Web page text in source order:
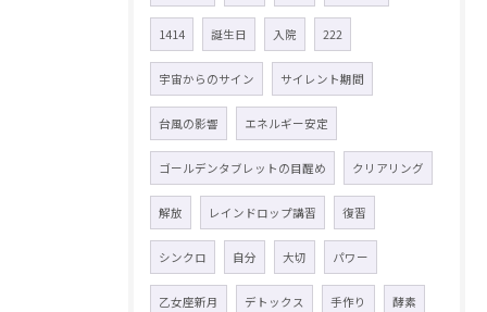
1414 誕生日 入院 222
宇宙からのサイン サイレント期間
台風の影響 エネルギー安定
ゴールデンタブレットの目醒め クリアリング
解放 レインドロップ講習 復習
シンクロ 自分 大切 パワー
乙女座新月 デトックス 手作り 酵素